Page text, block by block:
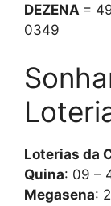
DEZENA =
0349
Loterias da
Quina: 09 –
Megasena: